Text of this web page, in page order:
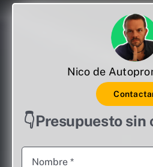
Nico de
👇Presupuesto sin